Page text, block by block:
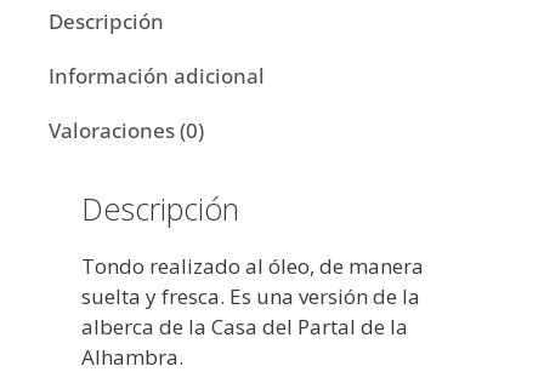
Descripción
Información adicional
Valoraciones (0)
Descripción
Tondo realizado al óleo, de manera
suelta y fresca. Es una versión de la
alberca de la Casa del Partal de la
Alhambra.